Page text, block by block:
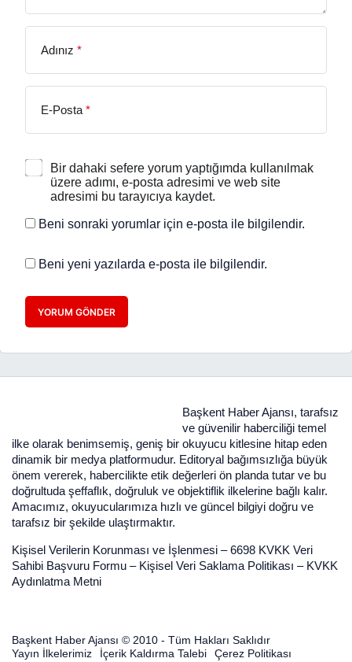
Adınız *
E-Posta *
Bir dahaki sefere yorum yaptığımda kullanılmak
üzere adımı, e-posta adresimi ve web site
adresimi bu tarayıcıya kaydet.
Beni sonraki yorumlar için e-posta ile bilgilendir.
Beni yeni yazılarda e-posta ile bilgilendir.
YORUM GÖNDER
Başkent Haber Ajansı, tarafsız
ve güvenilir haberciliği temel
ilke olarak benimsemiş, geniş bir okuyucu kitlesine hitap eden
dinamik bir medya platformudur. Editoryal bağımsızlığa büyük
önem vererek, habercilikte etik değerleri ön planda tutar ve bu
doğrultuda şeffaflık, doğruluk ve objektiflik ilkelerine bağlı kalır.
Amacımız, okuyucularımıza hızlı ve güncel bilgiyi doğru ve
tarafsız bir şekilde ulaştırmaktır.
Kişisel Verilerin Korunması ve İşlenmesi –6698 KVKK Veri
Sahibi Başvuru Formu – Kişisel Veri Saklama Politikası – KVKK
Aydınlatma Metni
Başkent Haber Ajansı © 2010 - Tüm Hakları Saklıdır
Yayın İlkelerimiz
İçerik Kaldırma Talebi
Çerez Politikası